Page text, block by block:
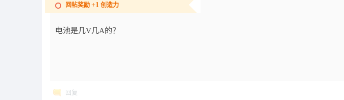
回帖奖励 +1 创造力
电池是几V几A的？
回复